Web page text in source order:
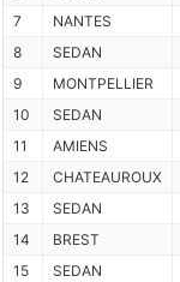
7
NANTES
8
SEDAN
9
MONTPELLIER
10
SEDAN
11
AMIENS
12
CHATEAUROUX
13
SEDAN
14
BREST
15
SEDAN